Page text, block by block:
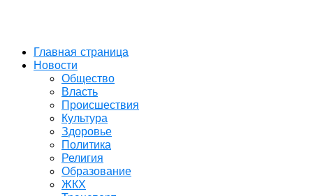
Главная страница
Новости
Общество
Власть
Происшествия
Культура
Здоровье
Политика
Религия
Образование
ЖКХ